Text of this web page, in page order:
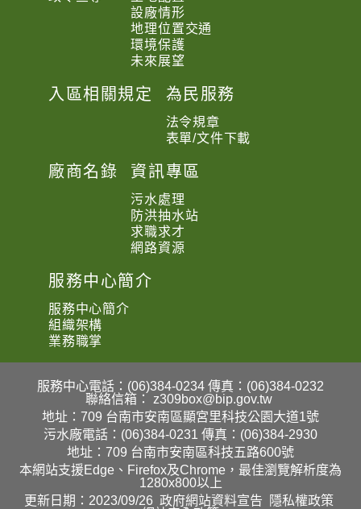
設廠情形
地理位置交通
環境保護
未來展望
入區相關規定 為民服務
法令規章
表單/文件下載
廠商名錄 資訊專區
污水處理
防洪抽水站
求職求才
網路資源
服務中心簡介
服務中心簡介
組織架構
業務職掌
服務中心電話：(06)384-0234 傳真：(06)384-0232
聯絡信箱：
z309box@bip.gov.tw
地址：709 台南市安南區顯宮里科技公園大道1號
污水廠電話：(06)384-0231 傳真：(06)384-2930
地址：709 台南市安南區科技五路600號
本網站支援Edge、Firefox及Chrome，最佳瀏覽解析度為
1280x800以上
更新日期：2023/09/26 政府網站資料宣告
隱私權政策